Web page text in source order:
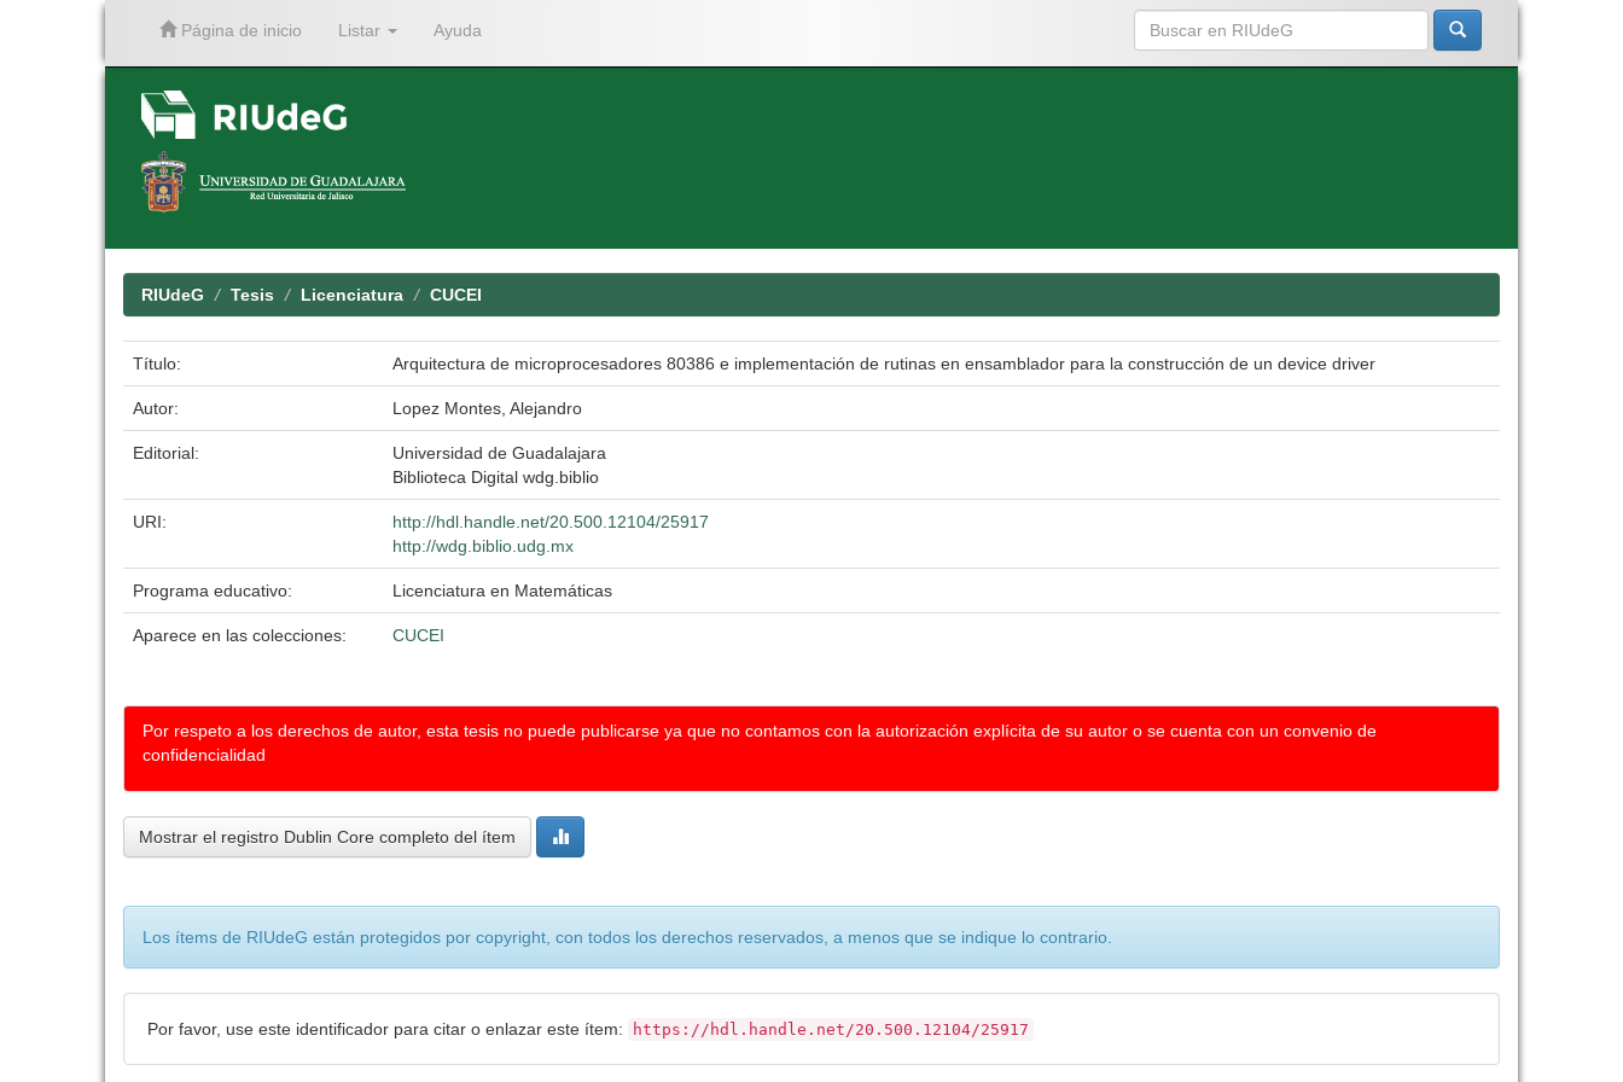
Página de inicio Listar Ayuda
RIUdeG Tesis Licenciatura CUCEI
Título: Arquitectura de microprocesadores 80386 e implementación de rutinas en ensamblador para la construcción de un device driver
Autor: Lopez Montes, Alejandro
Editorial:
Universidad de Guadalajara
Biblioteca Digital wdg.biblio
URI:
http://hdl.handle.net/20.500.12104/25917
http://wdg.biblio.udg.mx
Programa educativo: Licenciatura en Matemáticas
Aparece en las colecciones: CUCEI
Por respeto a los derechos de autor, esta tesis no puede publicarse ya que no contamos con la autorización explícita de su autor o se cuenta con un convenio de
confidencialidad
Mostrar el registro Dublin Core completo del ítem
Los ítems de RIUdeG están protegidos por copyright, con todos los derechos reservados, a menos que se indique lo contrario.
Por favor, use este identificador para citar o enlazar este ítem: https://hdl.handle.net/20.500.12104/25917